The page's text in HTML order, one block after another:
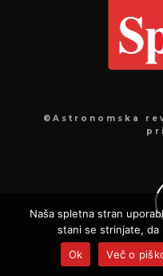
©Astronomska
Naša spletna stran
stani se strinjate, da
Ok
Več o